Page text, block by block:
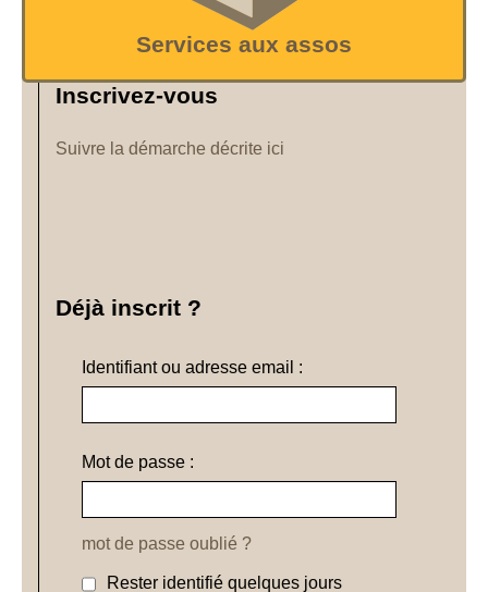
Services aux assos
Inscrivez-vous
Suivre la démarche décrite ici
Déjà inscrit ?
Identifiant ou adresse email :
Mot de passe :
mot de passe oublié ?
Rester identifié quelques jours